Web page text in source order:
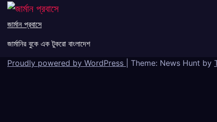
জার্মান প্রবাসে
জার্মানির বুকে এক টুকরো বাংলাদেশ
Proudly powered by WordPress
Theme: News Hunt by